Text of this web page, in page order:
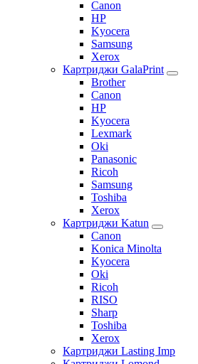
Canon
HP
Kyocera
Samsung
Xerox
Картриджи GalaPrint
Brother
Canon
HP
Kyocera
Lexmark
Oki
Panasonic
Ricoh
Samsung
Toshiba
Xerox
Картриджи Katun
Canon
Konica Minolta
Kyocera
Oki
Ricoh
RISO
Sharp
Toshiba
Xerox
Картриджи Lasting Imp